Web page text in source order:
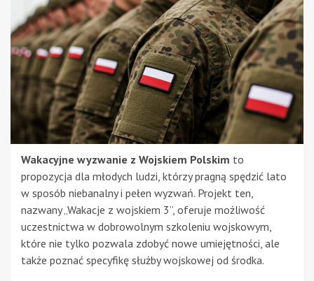
Wakacyjne wyzwanie z Wojskiem Polskim to
propozycja dla młodych ludzi, którzy pragną spędzić lato
w sposób niebanalny i pełen wyzwań. Projekt ten,
nazwany „Wakacje z wojskiem 3”, oferuje możliwość
uczestnictwa w dobrowolnym szkoleniu wojskowym,
które nie tylko pozwala zdobyć nowe umiejętności, ale
także poznać specyfikę służby wojskowej od środka.